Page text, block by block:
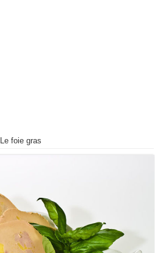
Le foie gras